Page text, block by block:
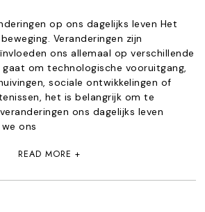
op ons dagelijks leven Het
Veranderingen zijn
ons allemaal op verschillende
om technologische vooruitgang,
sociale ontwikkelingen of
het is belangrijk om te
ons dagelijks leven
ons
READ MORE +